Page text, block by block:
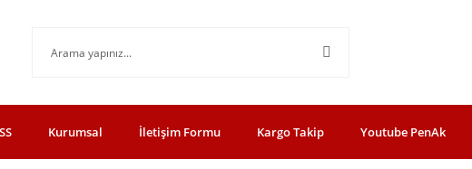
Kurumsal İletişim Formu Kargo Takip Youtube PenAk